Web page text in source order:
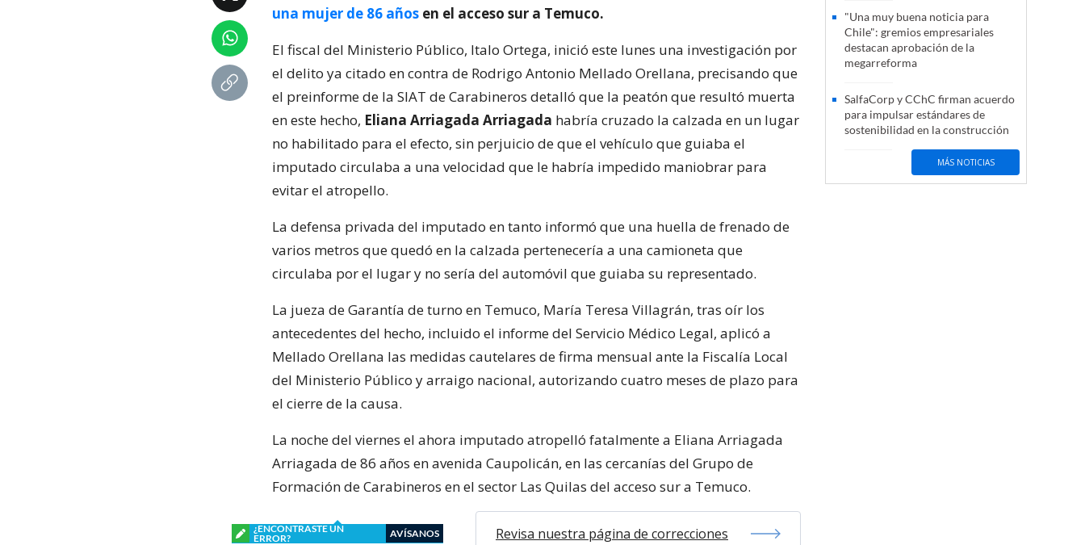
una mujer de 86 años en el acceso sur a Temuco.
El fiscal del Ministerio Público, Italo Ortega, inició este lunes una investigación por
el delito ya citado en contra de Rodrigo Antonio Mellado Orellana, precisando que
el preinforme de la SIAT de Carabineros detalló que la peatón que resultó muerta
en este hecho, Eliana Arriagada Arriagada habría cruzado la calzada en un lugar
no habilitado para el efecto, sin perjuicio de que el vehículo que guiaba el
imputado circulaba a una velocidad que le habría impedido maniobrar para
evitar el atropello.
La defensa privada del imputado en tanto informó que una huella de frenado de
varios metros que quedó en la calzada pertenecería a una camioneta que
circulaba por el lugar y no sería del automóvil que guiaba su representado.
La jueza de Garantía de turno en Temuco, María Teresa Villagrán, tras oír los
antecedentes del hecho, incluido el informe del Servicio Médico Legal, aplicó a
Mellado Orellana las medidas cautelares de firma mensual ante la Fiscalía Local
del Ministerio Público y arraigo nacional, autorizando cuatro meses de plazo para
el cierre de la causa.
La noche del viernes el ahora imputado atropelló fatalmente a Eliana Arriagada
Arriagada de 86 años en avenida Caupolicán, en las cercanías del Grupo de
Formación de Carabineros en el sector Las Quilas del acceso sur a Temuco.
¿ENCONTRASTE UN
ERROR?
AVÍSANOS Revisa nuestra página de correcciones
"Una muy buena noticia para
Chile": gremios empresariales
destacan aprobación de la
megarreforma
SalfaCorp y CChC firman acuerdo
para impulsar estándares de
sostenibilidad en la construcción
MÁS NOTICIAS